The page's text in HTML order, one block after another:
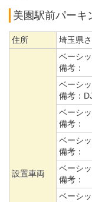
美園駅前パーキ
住所 埼玉県
設置車両
ベーシ
備考：
ベーシ
備考：
ベーシ
備考：
ベーシ
備考：
ベーシ
備考：
ベーシ